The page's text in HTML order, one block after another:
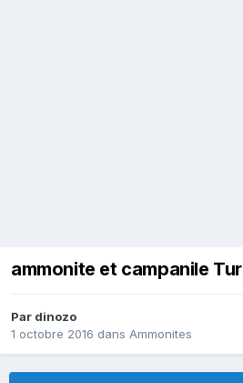
ammonite et campanile
Par dinozo
1 octobre 2016 dans Ammonites